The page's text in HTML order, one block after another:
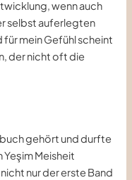
wenn auch
selbst auferlegten
mein Gefühl scheint
der nicht oft die
gehört und durfte
Yeşim Meisheit
nur der erste Band